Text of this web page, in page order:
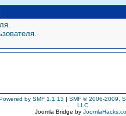
by SMF 1.1.13 | SMF © 2006-2009,
LLC
Joomla Bridge by